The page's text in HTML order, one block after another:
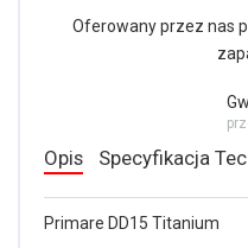
Oferowany przez nas
Opis Specyfikacja
Primare DD15 Titanium